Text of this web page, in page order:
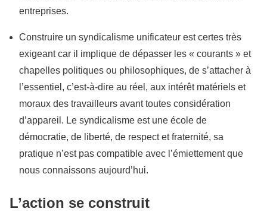
entreprises.
Construire un syndicalisme unificateur est certes très
exigeant car il implique de dépasser les « courants » et
chapelles politiques ou philosophiques, de s’attacher à
l’essentiel, c’est-à-dire au réel, aux intérêt matériels et
moraux des travailleurs avant toutes considération
d’appareil. Le syndicalisme est une école de
démocratie, de liberté, de respect et fraternité, sa
pratique n’est pas compatible avec l’émiettement que
nous connaissons aujourd’hui.
L’action se construit